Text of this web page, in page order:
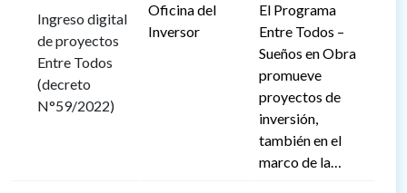
Ingreso digital
de proyectos
Entre Todos
(decreto
N°59/2022)
Oficina del
Inversor
El Programa
Entre Todos –
Sueños en Obra
promueve
proyectos de
inversión,
también en el
marco de la…